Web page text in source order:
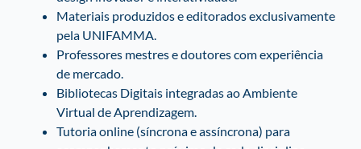
Materiais produzidos e editorados exclusivamente
pela UNIFAMMA.
Professores mestres e doutores com experiência
de mercado.
Bibliotecas Digitais integradas ao Ambiente
Virtual de Aprendizagem.
Tutoria online (síncrona e assíncrona) para